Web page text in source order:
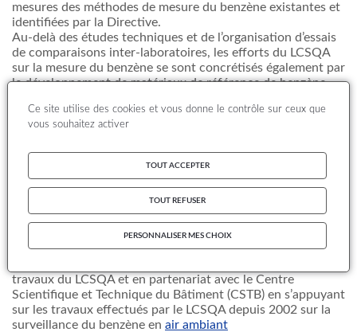
mesures des méthodes de mesure du benzène existantes et
identifiées par la Directive.
Au-delà des études techniques et de l’organisation d’essais
de comparaisons inter-laboratoires, les efforts du LCSQA
sur la mesure du benzène se sont concrétisés également par
le développement de matériaux de référence de benzène
et de réunions d’échanges et la rédaction de guides
d’application pratique et technique à destination des
Rappelons qu’aujourd’hui la surveillance du benzène
s’élargit à l’air intérieur. En effet, suite au Grenelle de
l’Environnement, le principe de surveillance de la qualité de
l’air intérieur dans les ERP, Etablissements Recevant du
contexte, des protocoles de mesure du benzène dans les
lieux scolaires et d’accueil de la petite enfance ont été
travaux du LCSQA et en partenariat avec le Centre
Scientifique et Technique du Bâtiment (CSTB) en s’appuyant
sur les travaux effectués par le LCSQA depuis 2002 sur la
surveillance du benzène en air ambiant
Ce site utilise des cookies et vous donne le contrôle sur ceux que
vous souhaitez activer
TOUT ACCEPTER
TOUT REFUSER
PERSONNALISER MES CHOIX